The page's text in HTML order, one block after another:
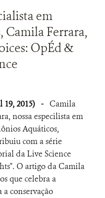
em
Ferrara,
OpÉd &
19, 2015) - Camila
nossa especilista em
Aquáticos,
com a série
da Live Science
O artigo da Camila
que celebra a
conservação